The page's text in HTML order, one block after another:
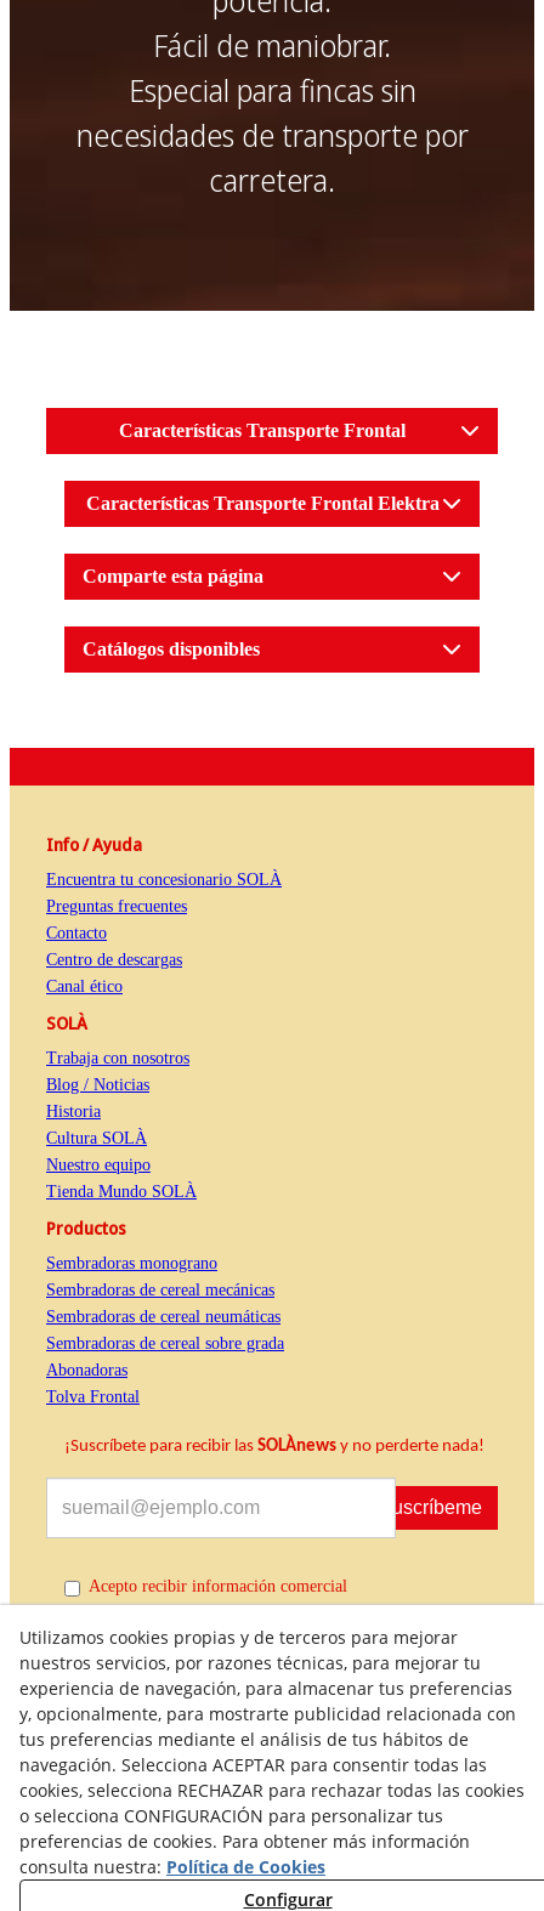
Fácil de maniobrar.
Especial para fincas sin
necesidades de transporte por
carretera.
Características Transporte Frontal
Características Transporte Frontal Elektra
Comparte esta página
Catálogos disponibles
Info / Ayuda
Encuentra tu concesionario SOLÀ
Preguntas frecuentes
Contacto
Centro de descargas
Canal ético
SOLÀ
Trabaja con nosotros
Blog / Noticias
Historia
Cultura SOLÀ
Nuestro equipo
Tienda Mundo SOLÀ
Productos
Sembradoras monograno
Sembradoras de cereal mecánicas
Sembradoras de cereal neumáticas
Sembradoras de cereal sobre grada
Abonadoras
Tolva Frontal
¡Suscríbete para recibir las SOLÀnews y no perderte nada!
Suscríbeme
Acepto recibir información comercial
Política de Calidad Condiciones generales de compra
Política de Privacidad Política de Cookies
Aviso Legal Derecho de desistimiento
Utilizamos cookies propias y de terceros para mejorar
nuestros servicios, por razones técnicas, para mejorar tu
experiencia de navegación, para almacenar tus preferencias
y, opcionalmente, para mostrarte publicidad relacionada con
tus preferencias mediante el análisis de tus hábitos de
navegación. Selecciona ACEPTAR para consentir todas las
cookies, selecciona RECHAZAR para rechazar todas las cookies
o selecciona CONFIGURACIÓN para personalizar tus
preferencias de cookies. Para obtener más información
consulta nuestra: Política de Cookies
Configurar